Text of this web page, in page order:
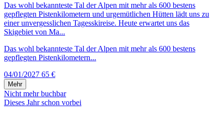
Das wohl bekannteste Tal der Alpen mit mehr als 600 bestens
gepflegten Pistenkilometern und urgemütlichen Hütten lädt uns zu
einer unvergesslichen Tagesskireise. Heute erwartet uns das
Skigebiet von Ma...
Das wohl bekannteste Tal der Alpen mit mehr als 600 bestens
gepflegten Pistenkilometern...
04/01/2027 65 €
Mehr
Nicht mehr buchbar
Dieses Jahr schon vorbei